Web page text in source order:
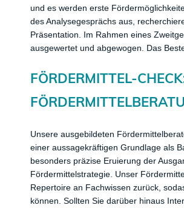
und es werden erste
des Analysegesprächs aus,
Präsentation. Im Rahmen eines
ausgewertet und abgewogen. Das
FÖRDERMITTEL-
Unsere ausgebildeten
einer aussagekräftigen Grundlage als
besonders präzise Eruierung der
Fördermittelstrategie. Unser
Repertoire an Fachwissen zurück,
können. Sollten Sie darüber hinaus